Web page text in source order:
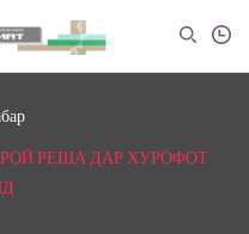
РЕША ДАР ХУРОФОТ